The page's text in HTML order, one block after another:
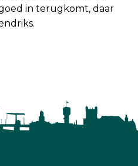
in terugkomt, daar